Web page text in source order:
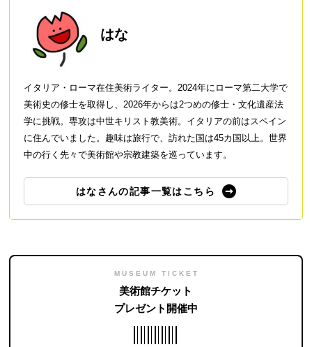
はな
イタリア・ローマ在住美術ライター。2024年にローマ第二大学で
美術史の修士を取得し、2026年からは2つめの修士・文化遺産法
学に挑戦。専攻は中世キリスト教美術。イタリアの前はスペイン
に住んでいました。趣味は旅行で、訪れた国は45カ国以上。世界
中の行く先々で美術館や宗教建築を巡っています。
はなさんの記事一覧はこちら
MUSEUM TICKET
美術館チケット
プレゼント開催中